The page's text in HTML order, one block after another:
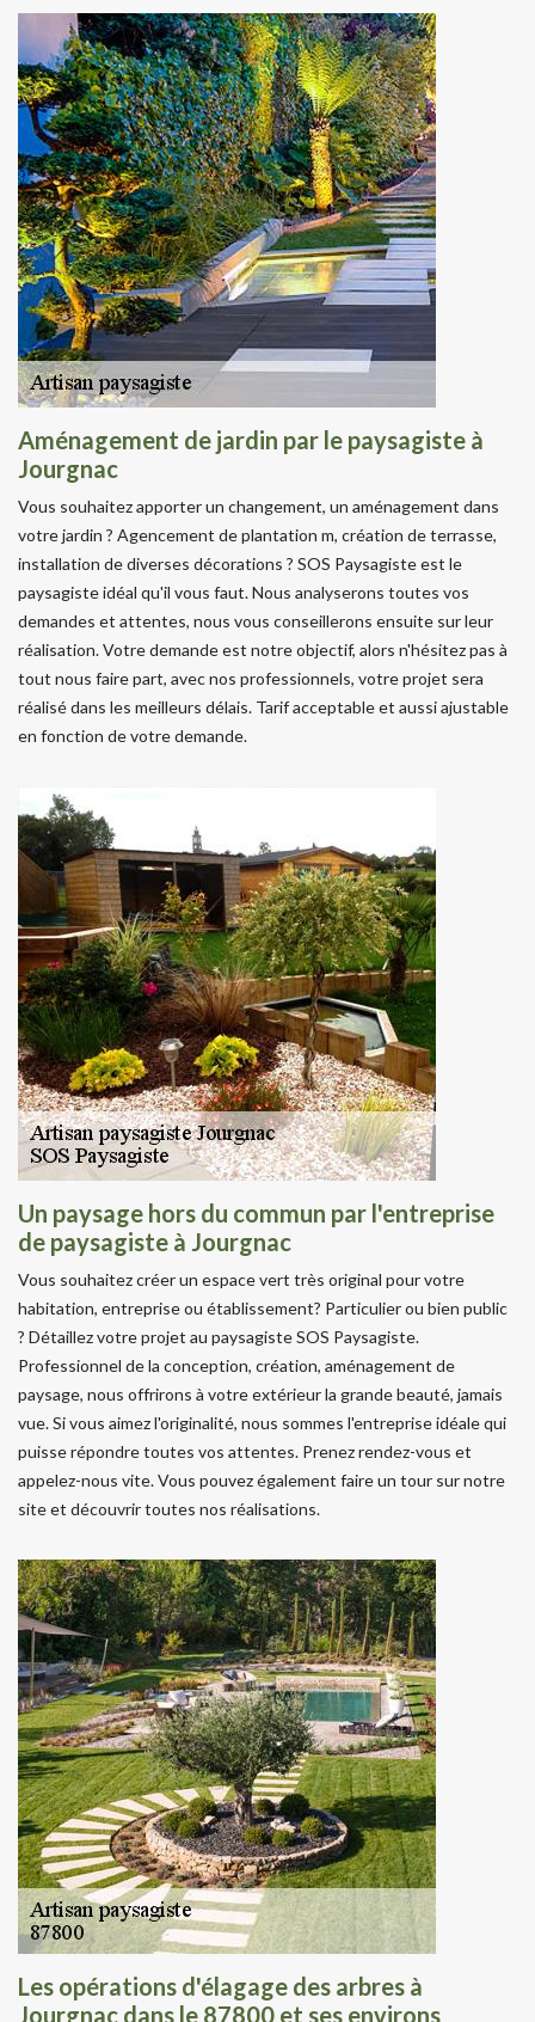
Aménagement de jardin par le paysagiste à
Jourgnac
Vous souhaitez apporter un changement, un aménagement dans
votre jardin ? Agencement de plantation m, création de terrasse,
installation de diverses décorations ? SOS Paysagiste est le
paysagiste idéal qu'il vous faut. Nous analyserons toutes vos
demandes et attentes, nous vous conseillerons ensuite sur leur
réalisation. Votre demande est notre objectif, alors n'hésitez pas à
tout nous faire part, avec nos professionnels, votre projet sera
réalisé dans les meilleurs délais. Tarif acceptable et aussi ajustable
en fonction de votre demande.
Un paysage hors du commun par l'entreprise
de paysagiste à Jourgnac
Vous souhaitez créer un espace vert très original pour votre
habitation, entreprise ou établissement? Particulier ou bien public
? Détaillez votre projet au paysagiste SOS Paysagiste.
Professionnel de la conception, création, aménagement de
paysage, nous offrirons à votre extérieur la grande beauté, jamais
vue. Si vous aimez l'originalité, nous sommes l'entreprise idéale qui
puisse répondre toutes vos attentes. Prenez rendez-vous et
appelez-nous vite. Vous pouvez également faire un tour sur notre
site et découvrir toutes nos réalisations.
Les opérations d'élagage des arbres à
Jourgnac dans le 87800 et ses environs